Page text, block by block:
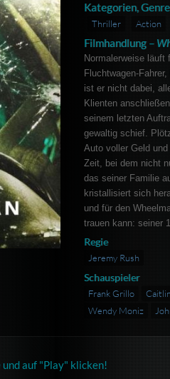
Kategorien, Genre
Thriller Action
Filmhandlung –
Normalerweise läuft
Fluchtwagen-
ist er nicht dabei,
Klienten
seinem letzten
gewaltig schief.
Auto voller Geld
Zeit, bei dem nicht
das seiner Familie
kristallisiert sich
und für den
trauen kann: seiner
Regie
Jeremy Rush
Schauspieler
Frank Grillo
Wendy Moniz
und auf "Play" klicken!